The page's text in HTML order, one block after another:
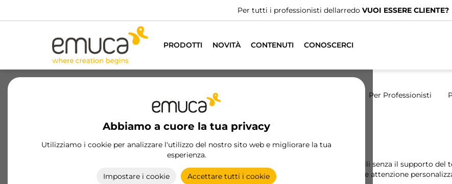
Abbiamo distributori specializzati.TROVA IL PIÙ VICINO
PRODOTTI NOVITÀ CONTENUTI CONOSCERCI
Abbiamo a cuore la tua privacy
Utilizziamo i cookie per analizzare l'utilizzo del nostro sito web e migliorare la tua
esperienza.
Impostare i cookie Accettare tutti i cookie
Sostenibilitá Per Professionisti
La nostra crescita si basa sulle persone
Tutti i traguardi raggiunti dalla creazione del Gruppo Emuca non sarebbero stati possibili senza il supporto
giorno per raggiungere i valori che ci definiscono come azienda: eccellenza nel servizio e attenzione